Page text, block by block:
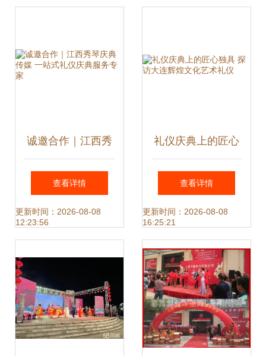
诚邀合作｜江西秀
琴庆典传媒 一站式
礼仪庆典服务专家
查看详情
更新时间：2026-08-08
12:23:56
礼仪庆典上的匠心
独具 探访大连辉煌
文化艺术礼仪
查看详情
更新时间：2026-08-08
16:25:21